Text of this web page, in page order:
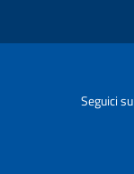
Seguici su